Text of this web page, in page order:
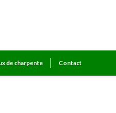
de charpente Contact